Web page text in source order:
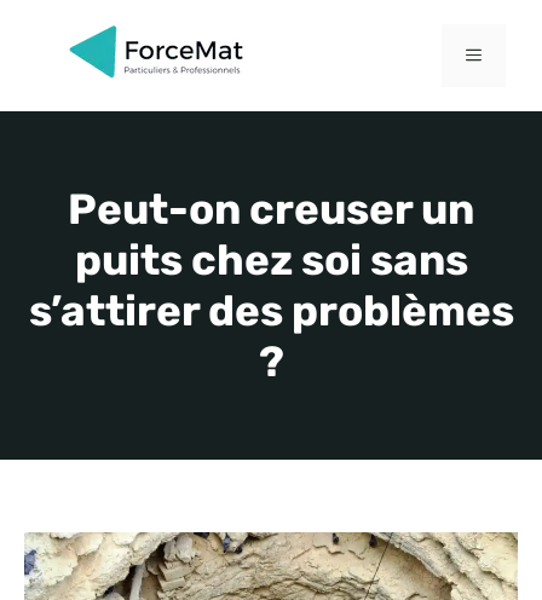
MENU
Peut-on creuser un
puits chez soi sans
s’attirer des problèmes
?